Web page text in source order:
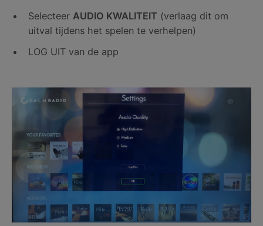
Selecteer AUDIO KWALITEIT (verlaag dit om
uitval tijdens het spelen te verhelpen)
LOG UIT van de app